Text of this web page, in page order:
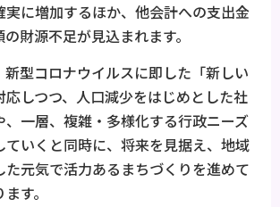
実に増加するほか、他会計への支出金
財源不足が見込まれます。
新型コロナウイルスに即した「新しい
応しつつ、人口減少をはじめとした社
、一層、複雑・多様化する行政ニーズ
ていくと同時に、将来を見据え、地域
た元気で活力あるまちづくりを進めて
す。